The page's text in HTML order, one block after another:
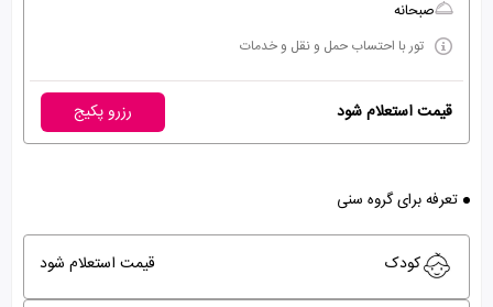
صبحانه
تور با احتساب حمل و نقل و خدمات
قیمت استعلام شود رزرو پکیج
تعرفه برای گروه سنی
کودک قیمت استعلام شود